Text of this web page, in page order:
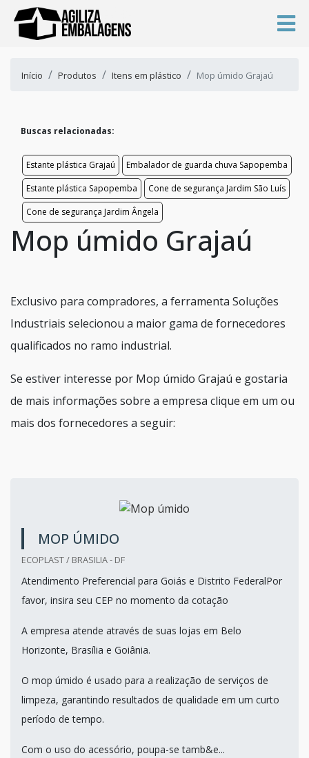
Início Produtos Itens em plástico Mop úmido Grajaú
Buscas relacionadas:
Estante plástica Grajaú
Embalador de guarda chuva Sapopemba
Estante plástica Sapopemba
Cone de segurança Jardim São Luís
Cone de segurança Jardim Ângela
Mop úmido Grajaú
Exclusivo para compradores, a ferramenta Soluções
Industriais selecionou a maior gama de fornecedores
qualificados no ramo industrial.
Se estiver interesse por Mop úmido Grajaú e gostaria
de mais informações sobre a empresa clique em um ou
mais dos fornecedores a seguir:
MOP ÚMIDO
ECOPLAST / BRASILIA - DF
Atendimento Preferencial para Goiás e Distrito FederalPor
favor, insira seu CEP no momento da cotação
A empresa atende através de suas lojas em Belo
Horizonte, Brasília e Goiânia.
O mop úmido é usado para a realização de serviços de
limpeza, garantindo resultados de qualidade em um curto
período de tempo.
Com o uso do acessório, poupa-se tamb&e...